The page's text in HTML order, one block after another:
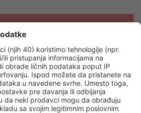
možemo da prikažemo
izaberete druge kriterijume